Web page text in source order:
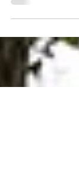
CELLE. „Wir
verlassen mit